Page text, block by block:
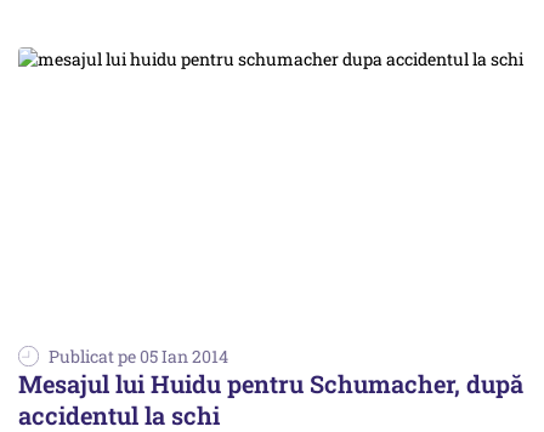
Publicat pe 05 Ian 2014
Mesajul lui Huidu pentru Schumacher, după
accidentul la schi